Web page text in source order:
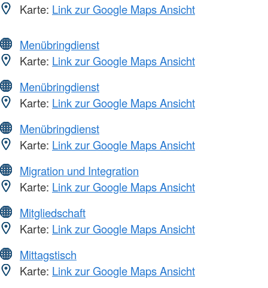
Karte: Link zur Google Maps Ansicht
Menübringdienst
Karte: Link zur Google Maps Ansicht
Menübringdienst
Karte: Link zur Google Maps Ansicht
Menübringdienst
Karte: Link zur Google Maps Ansicht
Migration und Integration
Karte: Link zur Google Maps Ansicht
Mitgliedschaft
Karte: Link zur Google Maps Ansicht
Mittagstisch
Karte: Link zur Google Maps Ansicht